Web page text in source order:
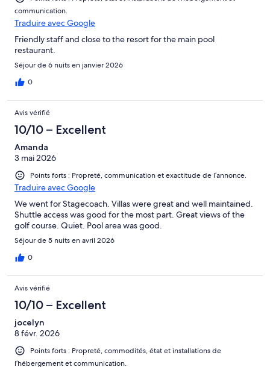
communication.
Traduire avec Google
Friendly staff and close to the resort for the main pool
restaurant.
Séjour de 6 nuits en janvier 2026
0
Avis vérifié
10/10 – Excellent
Amanda
3 mai 2026
Points forts : Propreté, communication et exactitude de l’annonce.
Traduire avec Google
We went for Stagecoach. Villas were great and well maintained.
Shuttle access was good for the most part. Great views of the
golf course. Quiet. Pool area was good.
Séjour de 5 nuits en avril 2026
0
Avis vérifié
10/10 – Excellent
jocelyn
8 févr. 2026
Points forts : Propreté, commodités, état et installations de
l’hébergement et communication.